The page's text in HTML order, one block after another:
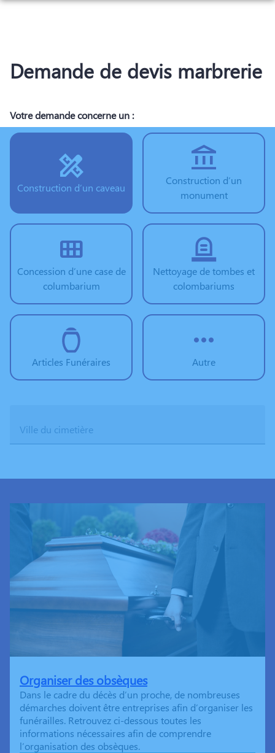
Aller
PRÉVOIR SES OBSÈQUES
MONUMENTS FUNÉRAIRES
AGENCE 1
ESPACES HOMMAGES
Demande de devis marbrerie
Votre demande concerne un :
Construction d’un caveau
Construction d’un
monument
Concession d’une case de
columbarium
Nettoyage de tombes et
colombariums
Articles Funéraires Autre
Ville du cimetière
Organiser des obsèques
Dans le cadre du décès d’un proche, de nombreuses
démarches doivent être entreprises afin d’organiser les
funérailles. Retrouvez ci-dessous toutes les
informations nécessaires afin de comprendre
l’organisation des obsèques.